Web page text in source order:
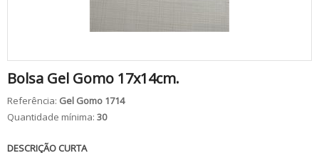
Bolsa Gel Gomo 17x14cm.
Referência: Gel Gomo 1714
Quantidade mínima: 30
DESCRIÇÃO CURTA